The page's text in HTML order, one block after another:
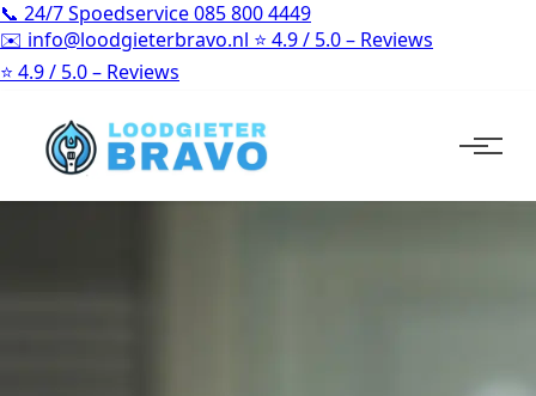
📞 24/7 Spoedservice085 800 4449
✉️ info@loodgieterbravo.nl ⭐ 4.9 / 5.0 – Reviews
⭐ 4.9 / 5.0 – Reviews